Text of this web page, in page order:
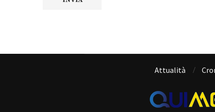
Attualità